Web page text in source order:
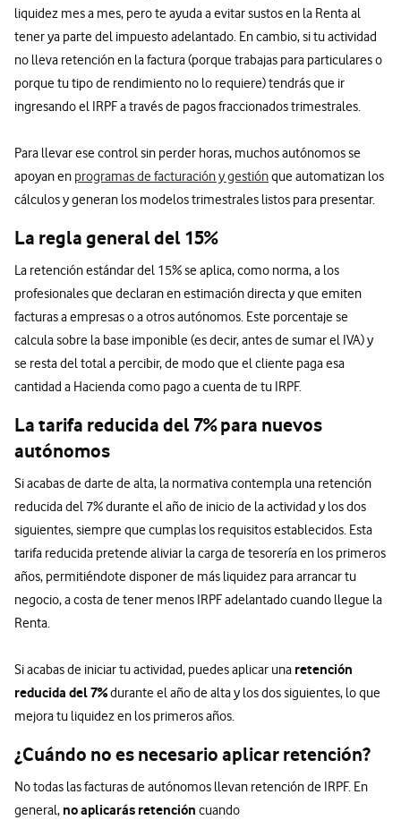
liquidez mes a mes, pero te ayuda a evitar sustos en la Renta al
tener ya parte del impuesto adelantado. En cambio, si tu actividad
no lleva retención en la factura (porque trabajas para particulares o
porque tu tipo de rendimiento no lo requiere) tendrás que ir
ingresando el IRPF a través de pagos fraccionados trimestrales.
Para llevar ese control sin perder horas, muchos autónomos se
apoyan en programas de facturación y gestiónque automatizan los
cálculos y generan los modelos trimestrales listos para presentar.
La regla general del 15%
La retención estándar del 15% se aplica, como norma, a los
profesionales que declaran en estimación directa y que emiten
facturas a empresas o a otros autónomos. Este porcentaje se
calcula sobre la base imponible (es decir, antes de sumar el IVA) y
se resta del total a percibir, de modo que el cliente paga esa
cantidad a Hacienda como pago a cuenta de tu IRPF.
La tarifa reducida del 7% para nuevos
autónomos
Si acabas de darte de alta, la normativa contempla una retención
reducida del 7% durante el año de inicio de la actividad y los dos
siguientes, siempre que cumplas los requisitos establecidos. Esta
tarifa reducida pretende aliviar la carga de tesorería en los primeros
años, permitiéndote disponer de más liquidez para arrancar tu
negocio, a costa de tener menos IRPF adelantado cuando llegue la
Renta.
Si acabas de iniciar tu actividad, puedes aplicar una retención
reducida del 7%durante el año de alta y los dos siguientes, lo que
mejora tu liquidez en los primeros años.
¿Cuándo no es necesario aplicar retención?
No todas las facturas de autónomos llevan retención de IRPF. En
general, no aplicarás retención cuando